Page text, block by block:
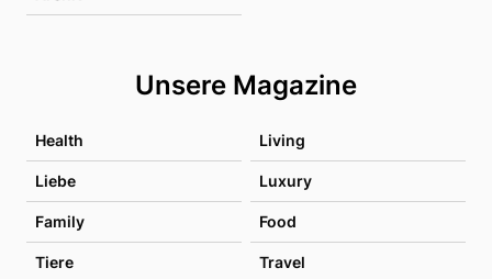
Unsere Magazine
Health Living
Liebe Luxury
Family Food
Tiere Travel